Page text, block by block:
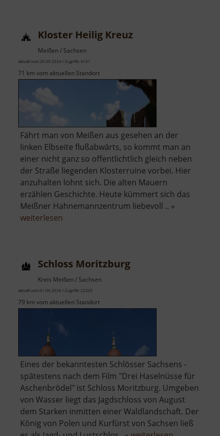
Kloster Heilig Kreuz
Meißen / Sachsen
aktuell vom 30.09.2024 / Zugriffe: 4131
71 km vom aktuellen Standort
Fährt man von Meißen aus gesehen an der
linken Elbseite flußabwärts, so kommt man an
einer nicht ganz so offentlichtlich gleich neben
der Straße liegenden Klosterruine vorbei. Hier
anzuhalten lohnt sich. Die alten Mauern
erzählen Geschichte. Heute kümmert sich das
Meißner Hahnemannzentrum liebevoll .. »
weiterlesen
Schloss Moritzburg
Kreis Meißen / Sachsen
aktuell vom 01.06.2026 / Zugriffe: 22205
79 km vom aktuellen Standort
Eines der bekanntesten Schlösser Sachsens -
spätestens nach dem Film "Drei Haselnüsse für
Aschenbrödel" ist Schloss Moritzburg. Umgeben
von Wasser liegt das Jagdschloss von August
dem Starken inmitten einer Waldlandschaft. Der
König von Polen und Kurfürst von Sachsen ließ